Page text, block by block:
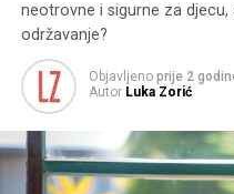
neotrovne i sigurne za
održavanje?
Objavljeno prije 2
Autor Luka Zorić